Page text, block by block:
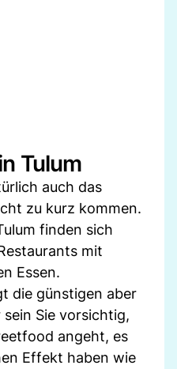
Tulum
auch das
zu kurz kommen.
finden sich
mit
Essen.
die günstigen aber
Sie vorsichtig,
angeht, es
Effekt haben wie